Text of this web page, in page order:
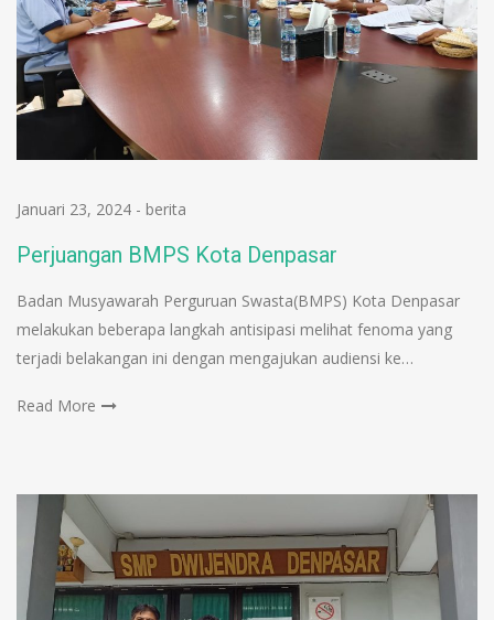
Januari 23, 2024 - berita
Perjuangan BMPS Kota Denpasar
Badan Musyawarah Perguruan Swasta(BMPS) Kota Denpasar
melakukan beberapa langkah antisipasi melihat fenoma yang
terjadi belakangan ini dengan mengajukan audiensi ke…
Read More